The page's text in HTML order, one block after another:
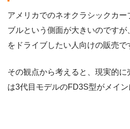
アメリカでのネオクラシックカ
ブルという側面が大きいのです
をドライブしたい人向けの販売で
その観点から考えると、現実的
は3代目モデルのFD3S型がメイン